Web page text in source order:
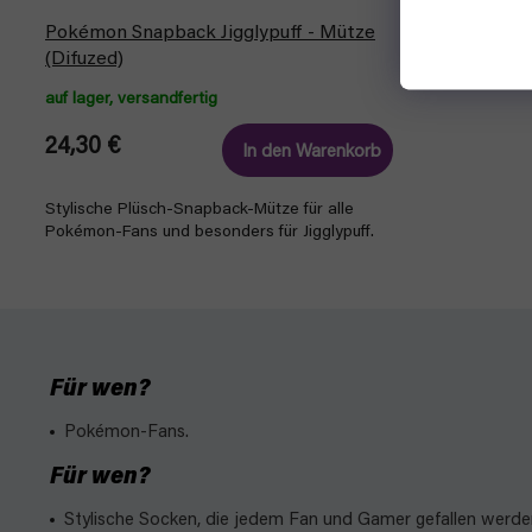
Pokémon Snapback Jigglypuff - Mütze
(Difuzed)
auf lager, versandfertig
24,30 € In den Warenkorb
Stylische Plüsch-Snapback-Mütze für alle
Pokémon-Fans und besonders für Jigglypuff.
Für wen?
Pokémon-Fans.
Für wen?
Stylische Socken, die jedem Fan und Gamer gefallen